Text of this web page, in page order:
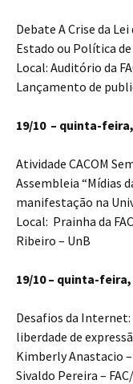
Debate A Crise da
Estado ou Política
Local: Auditório da
Lançamento de
19/10 – quinta-feira,
Atividade CACOM
Assembleia “Mídias
manifestação na
Local: Prainha da
Ribeiro – UnB
19/10 – quinta-feira,
Desafios da Internet:
liberdade de
Kimberly Anastacio
Sivaldo Pereira –